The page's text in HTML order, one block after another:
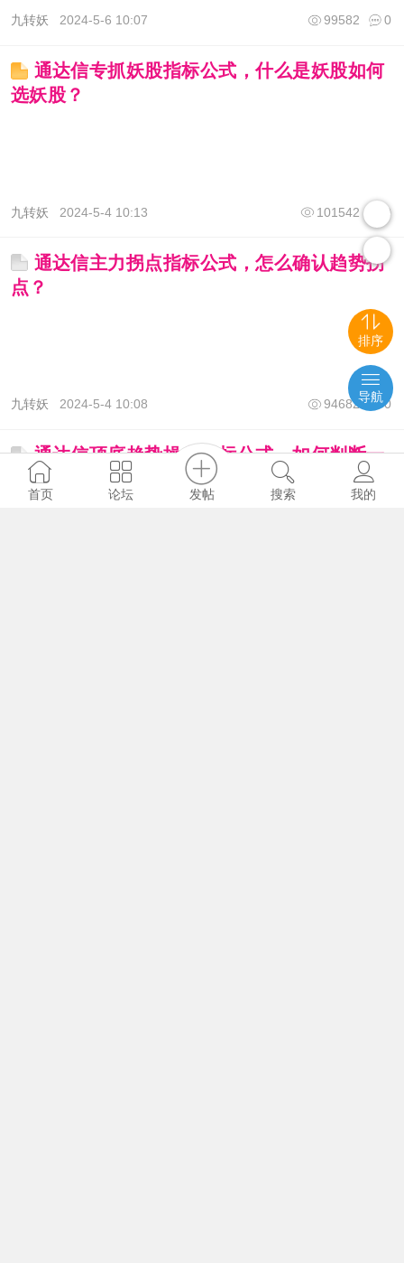
九转妖 2024-5-6 10:07 0
99582
通达信专抓妖股指标公式，什么是妖股如何
选妖股？
九转妖 2024-5-4 10:13 0
101542
通达信主力拐点指标公式，怎么确认趋势拐
点？
九转妖 2024-5-4 10:08 0
94682
通达信顶底趋势操盘指标公式，如何判断一
支股票的趋势？
首页 论坛 发帖 搜索 我的
排序
导航